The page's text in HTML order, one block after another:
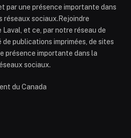
par une présence importante dans
réseaux sociaux.Rejoindre
Laval, et ce, par notre réseau de
publications imprimées, de sites
présence importante dans la
sociaux.
du Canada